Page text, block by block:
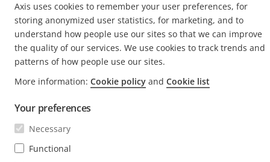
Axis uses cookies to remember your user preferences, for
storing anonymized user statistics, for marketing, and to
understand how people use our sites so that we can improve
the quality of our services. We use cookies to track trends and
patterns of how people use our sites.
More information: Cookie policy and Cookie list
Your preferences
Necessary
Functional